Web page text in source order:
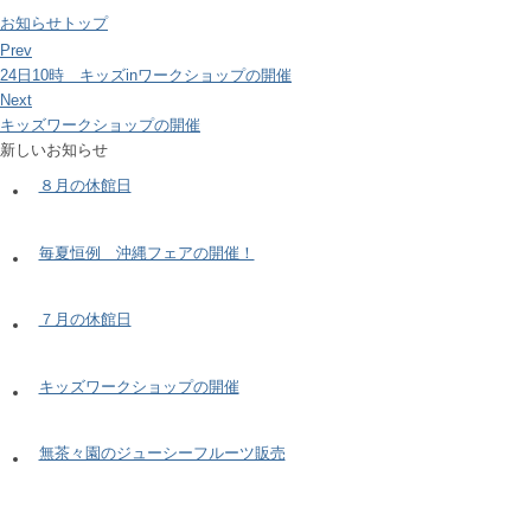
お知らせトップ
Prev
24日10時 キッズinワークショップの開催
Next
キッズワークショップの開催
新しいお知らせ
８月の休館日
毎夏恒例 沖縄フェアの開催！
７月の休館日
キッズワークショップの開催
無茶々園のジューシーフルーツ販売